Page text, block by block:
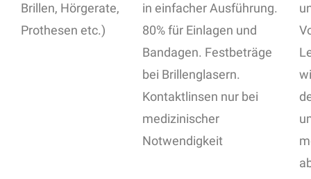
Brillen, Hörgerate,
Prothesen etc.)
in einfacher Ausführung.
80% für Einlagen und
Bandagen. Festbeträge
bei Brillenglasern.
Kontaktlinsen nur bei
medizinischer
Notwendigkeit